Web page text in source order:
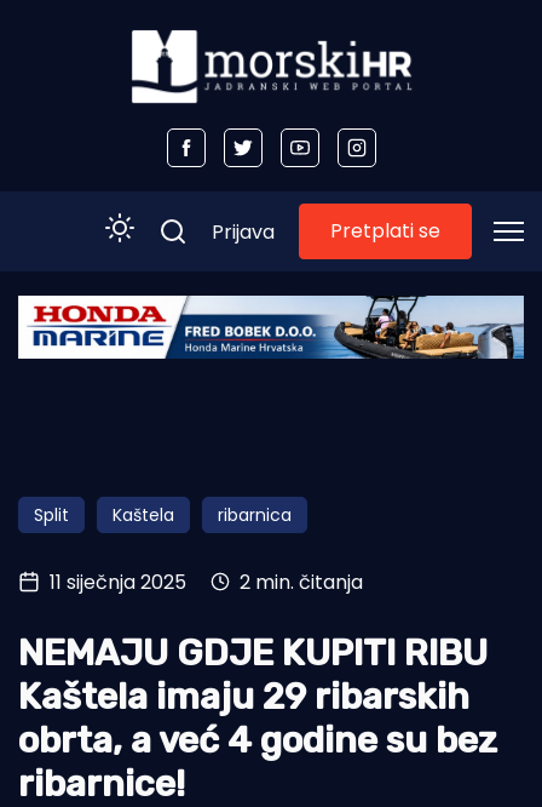
Početna
Obala
Otoci
Turizam i nautika
Pomorstvo
Ribolov
Ekologija
Tradicija i kultura
Prijava Pretplati se
Split Kaštela ribarnica
11 siječnja 2025 2 min. čitanja
NEMAJU GDJE KUPITI RIBU
Kaštela imaju 29 ribarskih
obrta, a već 4 godine su bez
ribarnice!